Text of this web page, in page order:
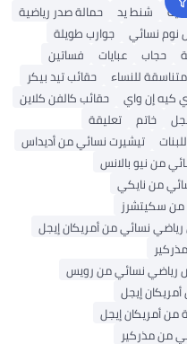
شنط يد
حمالة صدر رياضية
نسائي
جوارب طويلة
حجاب عبايات
فساتين
للنساء
حقائب تيد بيكر
كيه إن واي
حقائب كالفن كلاين
خاتم
تعليقة
تيشيرت نسائي من أديداس
من نيو بالانس
من نايكي
سكيتشرز
نسائي من أمريكان إيجل
نسائي من رويس
إيجل
من أمريكان إيجل
من مذركير